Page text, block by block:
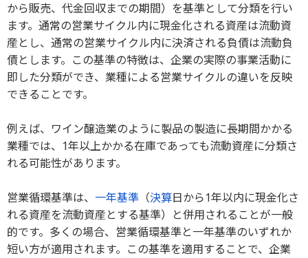
から販売、代金回収までの期間）を基準として分類を行い
ます。通常の営業サイクル内に現金化される資産は流動資
産とし、通常の営業サイクル内に決済される負債は流動負
債とします。この基準の特徴は、企業の実際の事業活動に
即した分類ができ、業種による営業サイクルの違いを反映
できることです。
例えば、ワイン醸造業のように製品の製造に長期間かかる
業種では、1年以上かかる在庫であっても流動資産に分類さ
れる可能性があります。
営業循環基準は、 一年基準 （決算日から1年以内に現金化さ
れる資産を流動資産とする基準）と併用されることが一般
的です。多くの場合、営業循環基準と一年基準のいずれか
短い方が適用されます。この基準を適用することで、企業